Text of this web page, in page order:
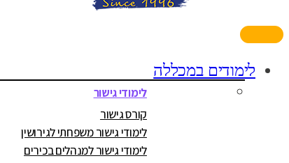
לימודים במכללה
לימודי גישור
קורס גישור
לימודי גישור משפחתי לגירושין
לימודי גישור למנהלים בכירים